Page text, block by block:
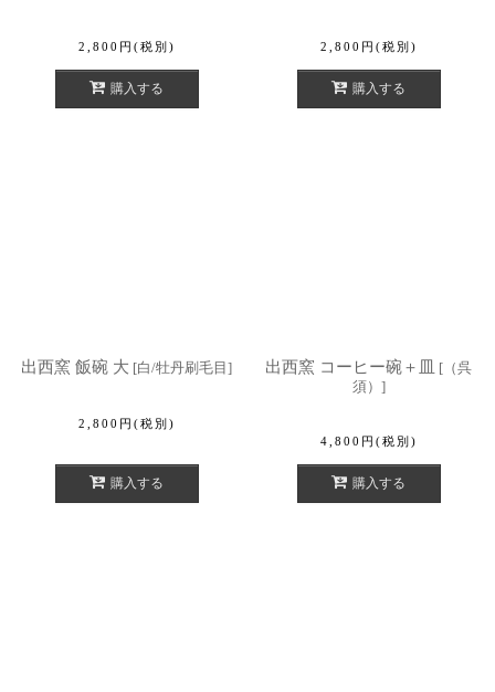
2,800 円 (税別)
購入する
2,800 円 (税別)
購入する
出西窯 飯碗 大 [白/牡丹刷毛目]
2,800 円 (税別)
購入する
出西窯 コーヒー碗＋皿 [ （呉
須） ]
4,800 円 (税別)
購入する